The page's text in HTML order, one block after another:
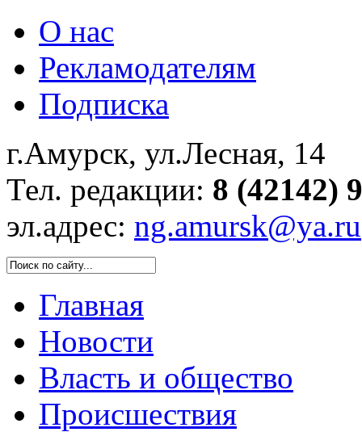
О нас
Рекламодателям
Подписка
г.Амурск, ул.Лесная, 14
Тел. редакции: 8 (42142)
эл.адрес: ng.amursk@ya.ru
Главная
Новости
Власть и общество
Происшествия